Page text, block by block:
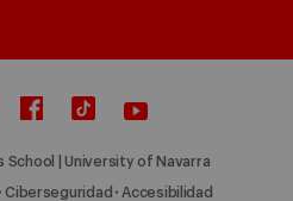
School | University of Navarra
Ciberseguridad Accesibilidad